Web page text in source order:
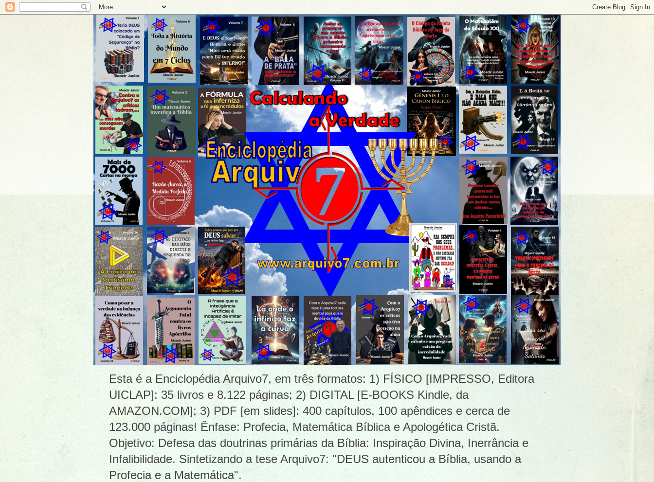
Esta é a Enciclopédia Arquivo7, em três formatos: 1) FÍSICO [IMPRESSO, Editora
UICLAP]: 35 livros e 8.122 páginas; 2) DIGITAL [E-BOOKS Kindle, da
AMAZON.COM]; 3) PDF [em slides]: 400 capítulos, 100 apêndices e cerca de
123.000 páginas! Ênfase: Profecia, Matemática Bíblica e Apologética Cristã.
Objetivo: Defesa das doutrinas primárias da Bíblia: Inspiração Divina, Inerrância e
Infalibilidade. Sintetizando a tese Arquivo7: "DEUS autenticou a Bíblia, usando a
Profecia e a Matemática".